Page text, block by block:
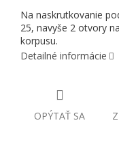
Na naskrutkovanie
25, navyše 2 otvory
korpusu.
Detailné informácie
OPÝTAŤ SA